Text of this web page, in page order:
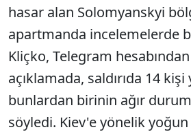
hasar alan Solomyanskyi
apartmanda incelemelerde
Kliçko, Telegram hesabından
açıklamada, saldırıda 14 kişi
bunlardan birinin ağır
söyledi. Kiev'e yönelik yoğun